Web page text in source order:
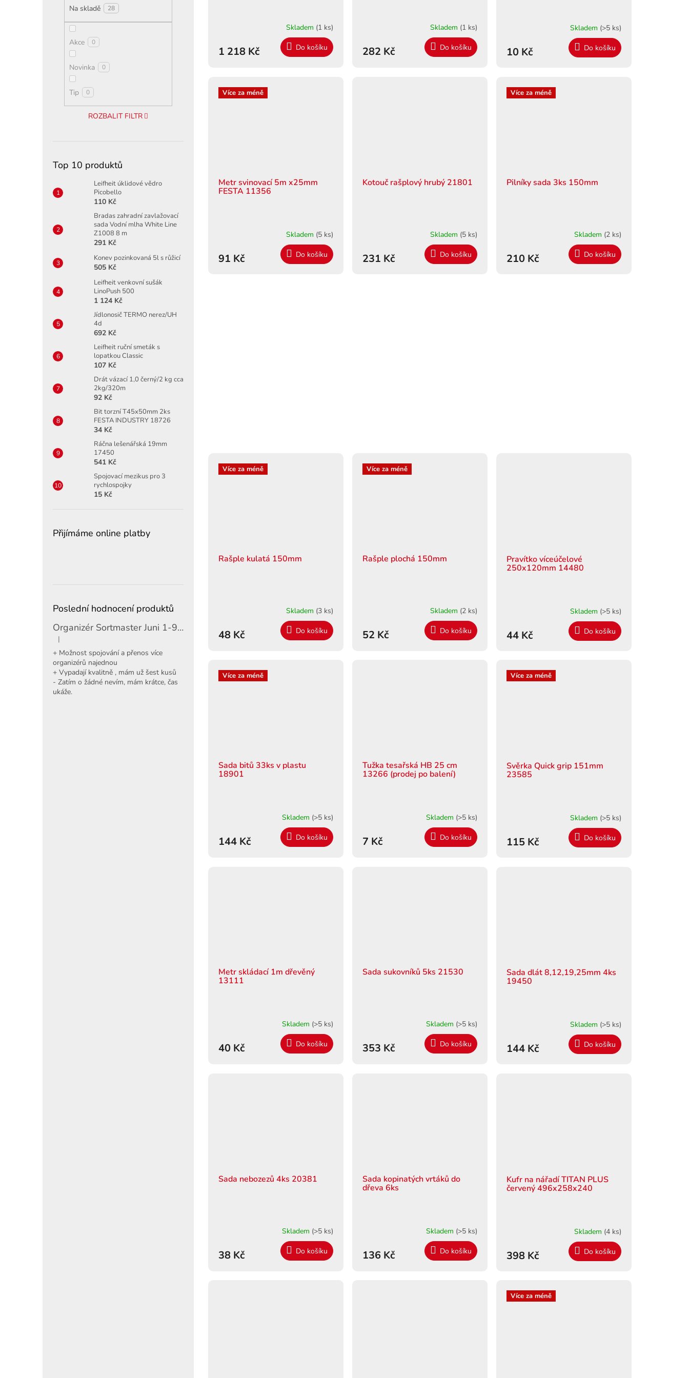
Na skladě 28
Akce 0
Novinka 0
Tip 0
ROZBALIT FILTR
Top 10 produktů
Leifheit úklidové vědro
Picobello
110 Kč
Bradas zahradní zavlažovací
sada Vodní mlha White Line
Z1008 8 m
291 Kč
Konev pozinkovaná 5l s růžicí
505 Kč
Leifheit venkovní sušák
LinoPush 500
1 124 Kč
Jídlonosič TERMO nerez/UH
4d
692 Kč
Leifheit ruční smeták s
lopatkou Classic
107 Kč
Drát vázací 1,0 černý/2 kg cca
2kg/320m
92 Kč
Bit torzní T45x50mm 2ks
FESTA INDUSTRY 18726
34 Kč
Ráčna lešenářská 19mm
17450
541 Kč
Spojovací mezikus pro 3
rychlospojky
15 Kč
Přijímáme online platby
Poslední hodnocení produktů
Organizér Sortmaster Juni 1-97-483
Hodnocení produktu je 5 z 5 hvězdiček.
|
+ Možnost spojování a přenos více
organizérů najednou
+ Vypadají kvalitně , mám už šest kusů
- Zatím o žádné nevím, mám krátce, čas
ukáže.
Skladem (1 ks)
1 218 Kč Do košíku
Skladem (1 ks)
282 Kč Do košíku
Skladem (>5 ks)
10 Kč Do košíku
Více za méně
Metr svinovací 5m x25mm
FESTA 11356
Skladem (5 ks)
91 Kč Do košíku
Kotouč rašplový hrubý 21801
Skladem (5 ks)
231 Kč Do košíku
Více za méně
Pilníky sada 3ks 150mm
Skladem (2 ks)
210 Kč Do košíku
Více za méně
Rašple kulatá 150mm
Skladem (3 ks)
48 Kč Do košíku
Více za méně
Rašple plochá 150mm
Skladem (2 ks)
52 Kč Do košíku
Pravítko víceúčelové
250x120mm 14480
Skladem (>5 ks)
44 Kč Do košíku
Více za méně
Sada bitů 33ks v plastu
18901
Skladem (>5 ks)
144 Kč Do košíku
Tužka tesařská HB 25 cm
13266 (prodej po balení)
Skladem (>5 ks)
7 Kč Do košíku
Více za méně
Svěrka Quick grip 151mm
23585
Skladem (>5 ks)
115 Kč Do košíku
Metr skládací 1m dřevěný
13111
Skladem (>5 ks)
40 Kč Do košíku
Sada sukovníků 5ks 21530
Skladem (>5 ks)
353 Kč Do košíku
Sada dlát 8,12,19,25mm 4ks
19450
Skladem (>5 ks)
144 Kč Do košíku
Sada nebozezů 4ks 20381
Skladem (>5 ks)
38 Kč Do košíku
Sada kopinatých vrtáků do
dřeva 6ks
Skladem (>5 ks)
136 Kč Do košíku
Kufr na nářadí TITAN PLUS
červený 496x258x240
Skladem (4 ks)
398 Kč Do košíku
Více za méně